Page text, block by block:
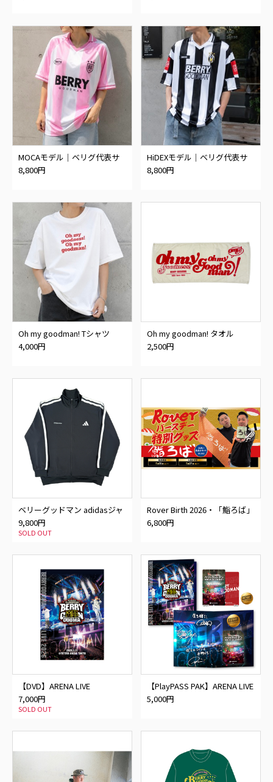
MOCAモデル｜ベリグ代表サ
ッカーシャツ
8,800円
HiDEXモデル｜ベリグ代表サ
ッカーシャツ
8,800円
Oh my goodman! Tシャツ
4,000円
Oh my goodman! タオル
2,500円
ベリーグッドマン adidasジャ
ージ
9,800円
SOLD OUT
Rover Birth 2026・「鮨ろば」
湯呑み・手拭いセット
6,800円
【DVD】ARENA LIVE
2026@TOYOTA ARENA TOKYO
7,000円
SOLD OUT
【PlayPASS PAK】ARENA LIVE
2026@TOYOTA ARENA TOKYO
5,000円